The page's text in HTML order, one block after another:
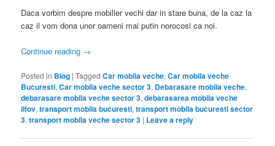
Daca vorbim despre mobilier vechi dar in stare buna, de la caz la
caz il vom dona unor oameni mai putin norocosi ca noi.
Continue reading →
Posted in Blog |Tagged Car mobila veche,Car mobila veche
Bucuresti,Car mobila veche sector 3, Debarasare mobila veche,
debarasare mobila veche sector 3,debarasarea mobila veche
ilfov,transport mobila bucuresti,transport mobila bucuresti sector
3,transport mobila veche sector 3 | Leave a reply